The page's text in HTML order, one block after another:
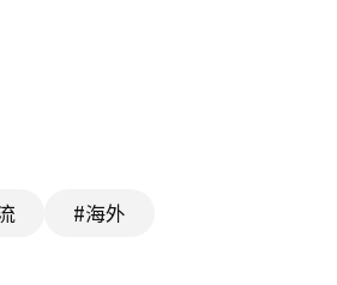
#海外